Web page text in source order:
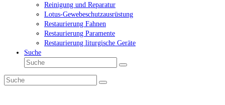
Reinigung und Reparatur
Lotus-Gewebeschutzausrüstung
Restaurierung Fahnen
Restaurierung Paramente
Restaurierung liturgische Geräte
Suche
Suche
Senden
Suche
Senden